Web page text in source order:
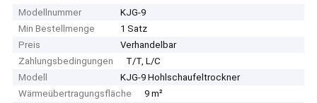
Modellnummer
KJG-9
Min Bestellmenge
1 Satz
Preis
Verhandelbar
Zahlungsbedingungen
T/T, L/C
Modell
KJG-9 Hohlschaufeltrockner
Wärmeübertragungsfläche
9 m²